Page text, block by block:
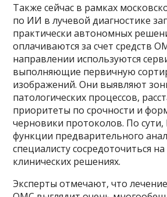
Также сейчас в рамках
по ИИ в лучевой диагностике
практически автономных
оплачиваются за счет средств
направлении используются
выполняющие первичную
изображений. Они выявляют
патологических процессов,
приоритеты по срочности и
черновики протоколов. По сути,
функции предварительного
специалисту сосредоточиться
клинических решениях.
Эксперты отмечают, что лечение